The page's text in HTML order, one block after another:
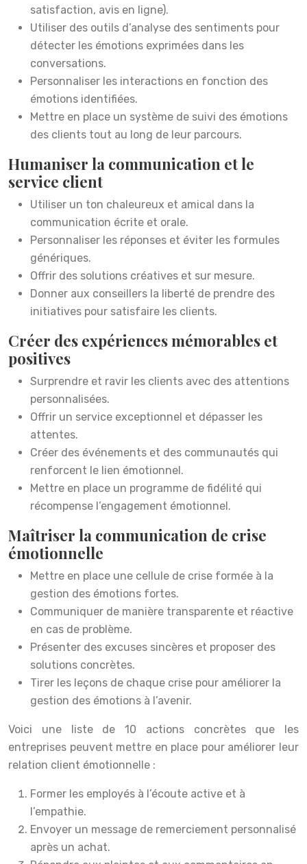
satisfaction, avis en ligne).
Utiliser des outils d’analyse des sentiments pour
détecter les émotions exprimées dans les
conversations.
Personnaliser les interactions en fonction des
émotions identifiées.
Mettre en place un système de suivi des émotions
des clients tout au long de leur parcours.
Humaniser la communication et le
service client
Utiliser un ton chaleureux et amical dans la
communication écrite et orale.
Personnaliser les réponses et éviter les formules
génériques.
Offrir des solutions créatives et sur mesure.
Donner aux conseillers la liberté de prendre des
initiatives pour satisfaire les clients.
Créer des expériences mémorables et
positives
Surprendre et ravir les clients avec des attentions
personnalisées.
Offrir un service exceptionnel et dépasser les
attentes.
Créer des événements et des communautés qui
renforcent le lien émotionnel.
Mettre en place un programme de fidélité qui
récompense l’engagement émotionnel.
Maîtriser la communication de crise
émotionnelle
Mettre en place une cellule de crise formée à la
gestion des émotions fortes.
Communiquer de manière transparente et réactive
en cas de problème.
Présenter des excuses sincères et proposer des
solutions concrètes.
Tirer les leçons de chaque crise pour améliorer la
gestion des émotions à l’avenir.
Voici une liste de 10 actions concrètes que les
entreprises peuvent mettre en place pour améliorer leur
relation client émotionnelle :
Former les employés à l’écoute active et à
l’empathie.
Envoyer un message de remerciement personnalisé
après un achat.